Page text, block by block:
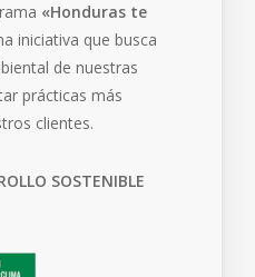
«Honduras te
iniciativa que busca
de nuestras
prácticas más
clientes.
SOSTENIBLE